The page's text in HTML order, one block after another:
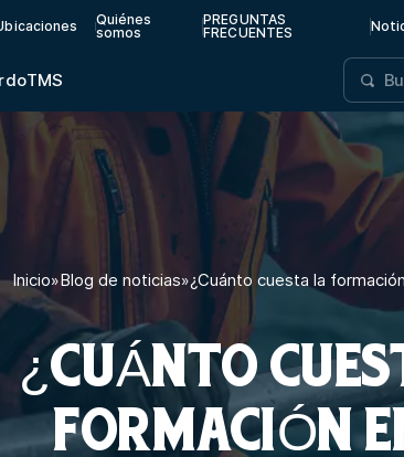
Quiénes
somos
PREGUNTAS
FRECUENTES
TMS
Inicio»Blog de noticias»¿Cuánto cuesta la
¿CUÁNTO
FORMACIÓN